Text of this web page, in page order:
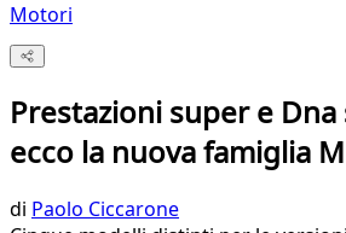
Motori
Prestazioni super e
ecco la nuova famiglia
di Paolo Ciccarone